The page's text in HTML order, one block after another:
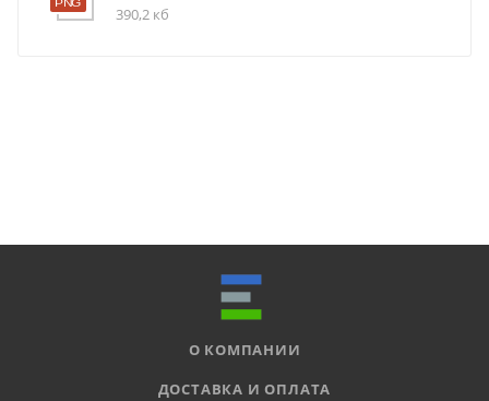
390,2 кб
О КОМПАНИИ
ДОСТАВКА И ОПЛАТА